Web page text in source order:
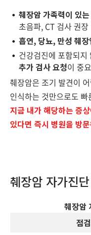
췌장암 가족력이 있
초음파, CT 검사 권장
흡연, 당뇨, 만성 췌장
건강검진에 포함되
추가 검사 요청이 중요
췌장암은 조기 발견이
인식하는 것만으로도
지금 내가 해당하는 증
있다면 즉시 병원을 방
췌장암 자가진
췌장암
점